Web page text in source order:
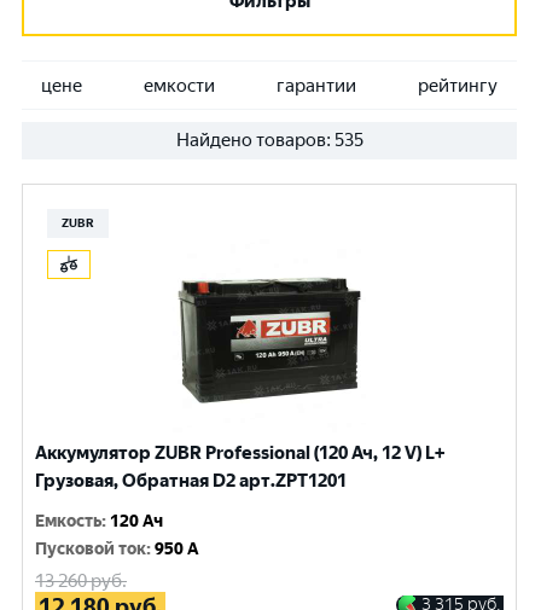
цене емкости гарантии рейтингу
Найдено товаров: 535
ZUBR
Аккумулятор ZUBR Professional (120 Ач, 12 V) L+
Грузовая, Обратная D2 арт.ZPT1201
Емкость: 120 Ач
Пусковой ток:950 A
13 260руб.
3 315 руб.